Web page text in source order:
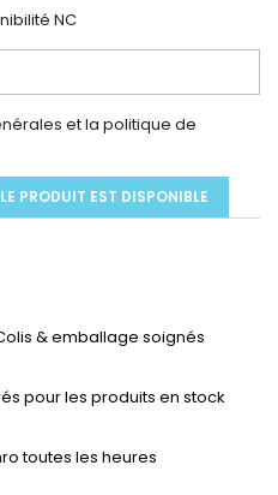
NC
et la politique de
PRODUIT EST DISPONIBLE
Colis & emballage soignés
pour les produits en stock
toutes les heures